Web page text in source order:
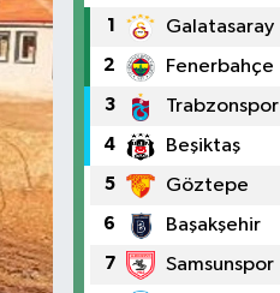
1 Galatasaray
2 Fenerbahçe
3 Trabzonspor
4 Beşiktaş
5 Göztepe
6 Başakşehir
7 Samsunspor